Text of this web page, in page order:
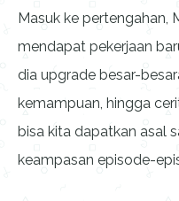
Masuk ke pertengahan,
mendapat pekerjaan
dia upgrade besar-
kemampuan, hingga
bisa kita dapatkan asal
keampasan episode-